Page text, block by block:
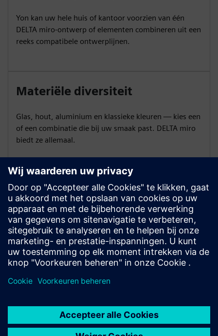
Yon kan uw hele huis of kantoor voorzien van één
DELTA miro-ontwerp of elementen combineren uit een
reeks compatibele ontwerplijnen.
Materiële diversiteit
Glas, hout, aluminium en klassieke kleuren — kies een
of een combinatie die bij uw smaak past. DELTA miro
biedt ze allemaal.
Compatibiliteit met i-System
Het i-systeem biedt uitgebreide componenten en
ruimtefuncties voor uw DELTA miro producten.